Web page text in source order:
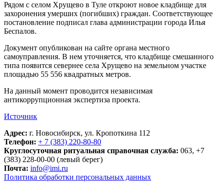
Рядом с селом Хрущево в Туле откроют новое кладбище для
захоронения умерших (погибших) граждан. Соответствующее
постановление подписал глава администрации города Илья
Беспалов.
Документ опубликован на сайте органа местного
самоуправления. В нем уточняется, что кладбище смешанного
типа появится севернее села Хрущево на земельном участке
площадью 55 556 квадратных метров.
На данный момент проводится независимая
антикоррупционная экспертиза проекта.
Источник
Адрес: г. Новосибирск, ул. Кропоткина 112
Телефон: + 7 (383) 220-80-80
Круглосуточная ритуальная справочная служба: 063, +7
(383) 228-00-00 (левый берег)
Почта: info@imi.ru
Политика обработки персональных данных